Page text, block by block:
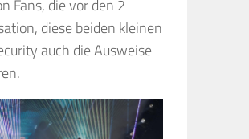
Fans, die vor den 2
diese beiden kleinen
auch die Ausweise